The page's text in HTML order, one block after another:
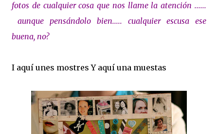
fotos de cualquier cosa que nos llame la atención ......
aunque pensándolo bien..... cualquier escusa ese
buena, no?
I aquí unes mostres Y aquí una muestas